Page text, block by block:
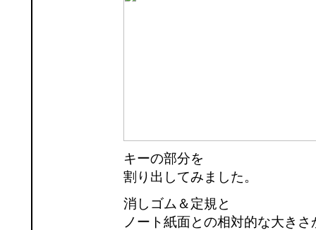
キーの部分を
割り出してみました。
消しゴム＆定規と
ノート紙面との相対的な大きさ